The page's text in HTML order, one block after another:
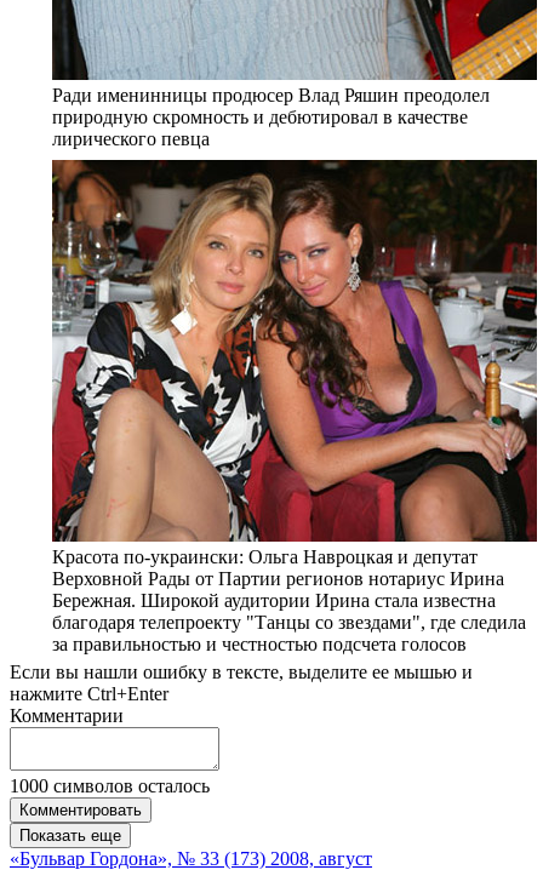
Ради именинницы продюсер Влад Ряшин преодолел
природную скромность и дебютировал в качестве
лирического певца
Красота по-украински: Ольга Навроцкая и депутат
Верховной Рады от Партии регионов нотариус Ирина
Бережная. Широкой аудитории Ирина стала известна
благодаря телепроекту "Танцы со звездами", где следила
за правильностью и честностью подсчета голосов
Если вы нашли ошибку в тексте, выделите ее мышью и
нажмите Ctrl+Enter
Комментарии
1000 символов осталось
Комментировать
Показать еще
«Бульвар Гордона», № 33 (173) 2008, август